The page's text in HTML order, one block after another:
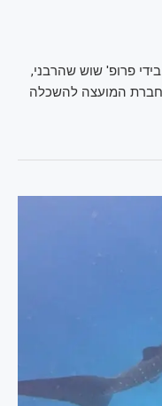
פרופ' שוש שהרבני,
המועצה להשכלה